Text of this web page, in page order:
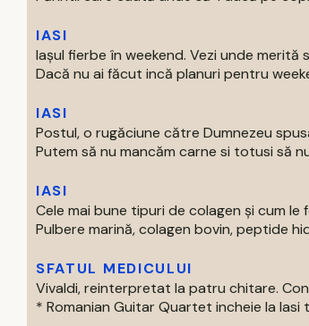
IASI
Iașul fierbe în weekend. Vezi unde merită
Dacă nu ai făcut incă planuri pentru
IASI
Postul, o rugăciune către Dumnezeu
Putem să nu mancăm carne si totusi să
IASI
Cele mai bune tipuri de colagen și cum le
Pulbere marină, colagen bovin, peptide
SFATUL MEDICULUI
Vivaldi, reinterpretat la patru chitare.
* Romanian Guitar Quartet incheie la Iasi